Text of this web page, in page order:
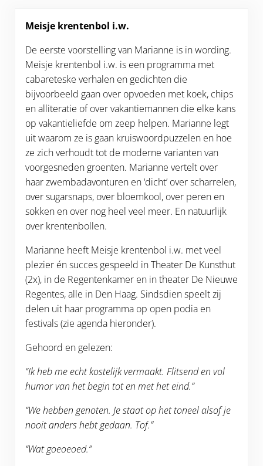
Meisje krentenbol i.w.
De eerste voorstelling van Marianne is in wording.
Meisje krentenbol i.w. is een programma met
cabareteske verhalen en gedichten die
bijvoorbeeld gaan over opvoeden met koek, chips
en alliteratie of over vakantiemannen die elke kans
op vakantieliefde om zeep helpen. Marianne legt
uit waarom ze is gaan kruiswoordpuzzelen en hoe
ze zich verhoudt tot de moderne varianten van
voorgesneden groenten. Marianne vertelt over
haar zwembadavonturen en ‘dicht’ over scharrelen,
over sugarsnaps, over bloemkool, over peren en
sokken en over nog heel veel meer. En natuurlijk
over krentenbollen.
Marianne heeft Meisje krentenbol i.w. met veel
plezier én succes gespeeld in Theater De Kunsthut
(2x), in de Regentenkamer en in theater De Nieuwe
Regentes, alle in Den Haag. Sindsdien speelt zij
delen uit haar programma op open podia en
festivals (zie agenda hieronder).
Gehoord en gelezen:
“Ik heb me echt kostelijk vermaakt. Flitsend en vol
humor van het begin tot en met het eind.”
“We hebben genoten. Je staat op het toneel alsof je
nooit anders hebt gedaan. Tof.”
“Wat goeoeoed.”